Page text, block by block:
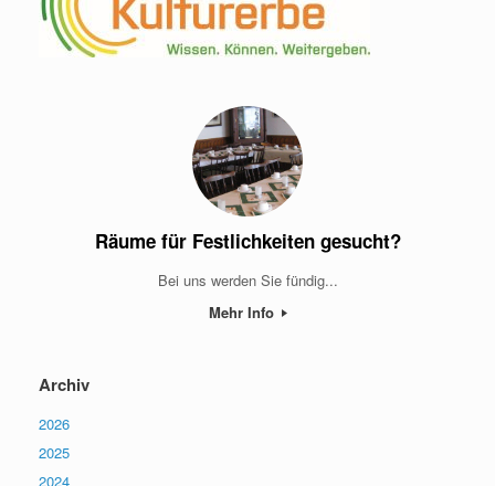
Räume für Festlichkeiten gesucht?
Bei uns werden Sie fündig...
Mehr Info
Archiv
2026
2025
2024